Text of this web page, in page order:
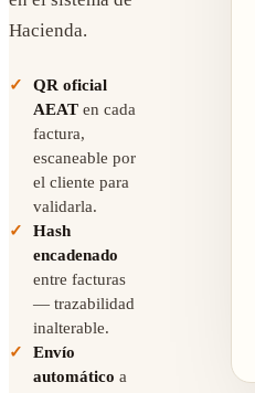
Hacienda.
QR oficial
AEAT en cada
factura,
escaneable por
el cliente para
validarla.
Hash
encadenado
entre facturas
— trazabilidad
inalterable.
Envío
automático a